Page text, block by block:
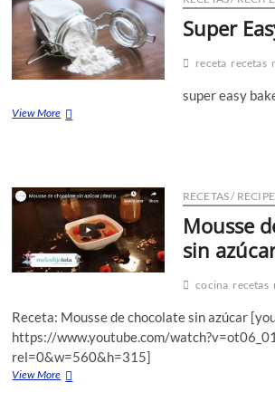
Super
receta recetas
super easy
View More
RECETAS /
Mousse
sin
cocina recetas
Receta: Mousse de chocolate sin azúcar
https://www.youtube.com/
rel=0&w=560&h=315]
View More